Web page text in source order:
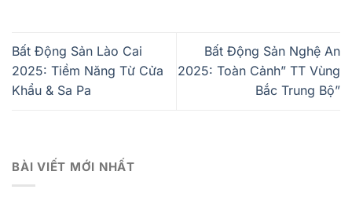
Bất Động Sản Lào Cai
2025: Tiềm Năng Từ Cửa
Khẩu & Sa Pa
Bất Động Sản Nghệ An
2025: Toàn Cảnh” TT Vùng
Bắc Trung Bộ”
BÀI VIẾT MỚI NHẤT